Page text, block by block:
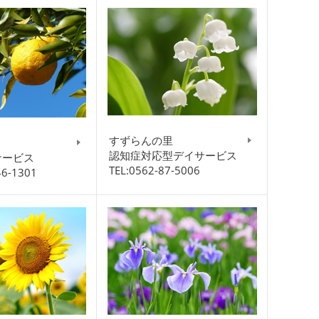
ビス
1301
すずらんの里
認知症対応型デイサービス
TEL:0562-87-5006